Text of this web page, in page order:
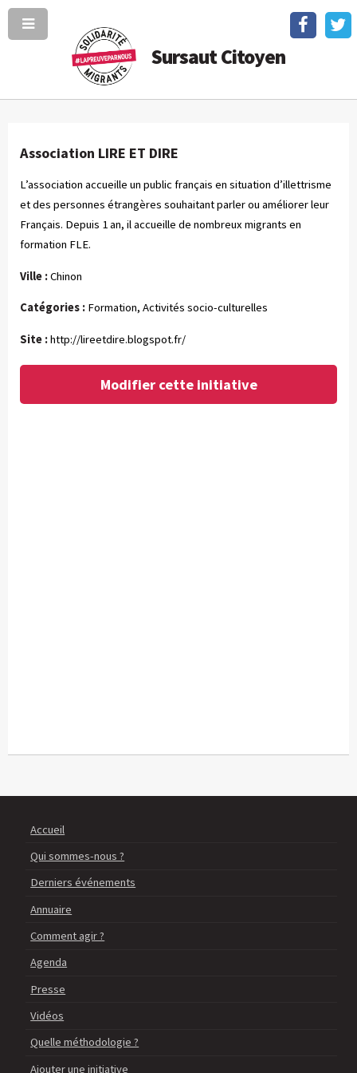
Sursaut Citoyen
Association LIRE ET DIRE
L’association accueille un public français en situation d’illettrisme
et des personnes étrangères souhaitant parler ou améliorer leur
Français. Depuis 1 an, il accueille de nombreux migrants en
formation FLE.
Ville :Chinon
Catégories : Formation, Activités socio-culturelles
Site :http://lireetdire.blogspot.fr/
Modifier cette initiative
Accueil
Qui sommes-nous ?
Derniers événements
Annuaire
Comment agir ?
Agenda
Presse
Vidéos
Quelle méthodologie ?
Ajouter une initiative